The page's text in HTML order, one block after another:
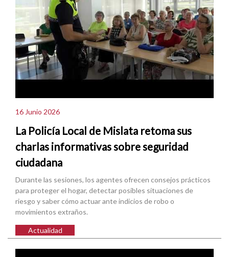
16 Junio 2026
La Policía Local de Mislata retoma sus
charlas informativas sobre seguridad
ciudadana
Durante las sesiones, los agentes ofrecen consejos prácticos
para proteger el hogar, detectar posibles situaciones de
riesgo y saber cómo actuar ante indicios de robo o
movimientos extraños.
Actualidad